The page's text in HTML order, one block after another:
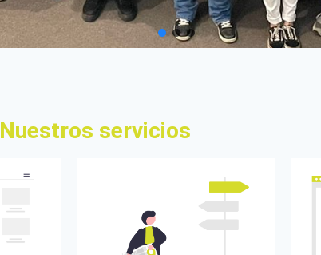
Nuestros servicios